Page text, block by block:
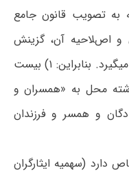
به تصویب قانون جامع
و اصﻼحیه آن، گزینش
داوطلبان بر اساس این قانون صورت میگیرد. بنابراین: ۱) بیست
هرکدرشته محل به «همسران و
و همسر و فرزندان
دارد (سهمیه ایثارگران